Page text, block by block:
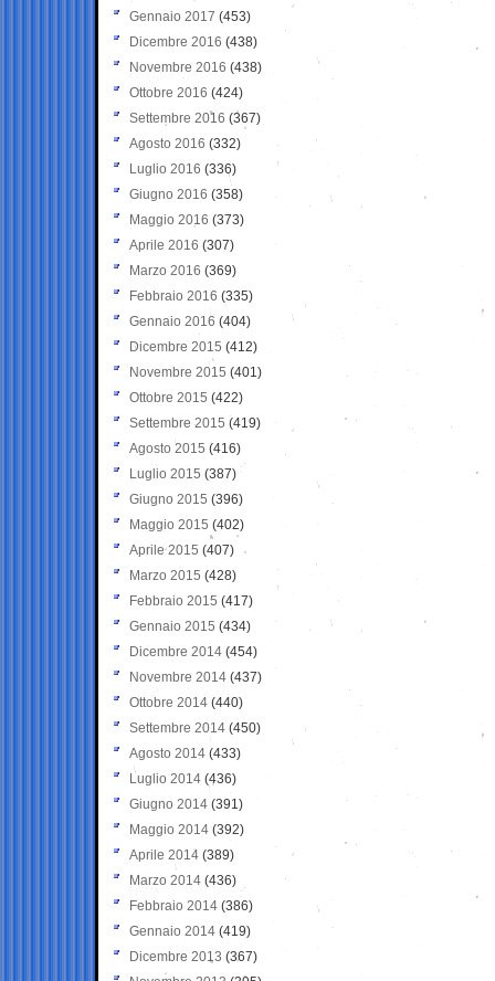
Gennaio 2017 (453)
Dicembre 2016 (438)
Novembre 2016 (438)
Ottobre 2016 (424)
Settembre 2016 (367)
Agosto 2016 (332)
Luglio 2016 (336)
Giugno 2016 (358)
Maggio 2016 (373)
Aprile 2016 (307)
Marzo 2016 (369)
Febbraio 2016 (335)
Gennaio 2016 (404)
Dicembre 2015 (412)
Novembre 2015 (401)
Ottobre 2015 (422)
Settembre 2015 (419)
Agosto 2015 (416)
Luglio 2015 (387)
Giugno 2015 (396)
Maggio 2015 (402)
Aprile 2015 (407)
Marzo 2015 (428)
Febbraio 2015 (417)
Gennaio 2015 (434)
Dicembre 2014 (454)
Novembre 2014 (437)
Ottobre 2014 (440)
Settembre 2014 (450)
Agosto 2014 (433)
Luglio 2014 (436)
Giugno 2014 (391)
Maggio 2014 (392)
Aprile 2014 (389)
Marzo 2014 (436)
Febbraio 2014 (386)
Gennaio 2014 (419)
Dicembre 2013 (367)